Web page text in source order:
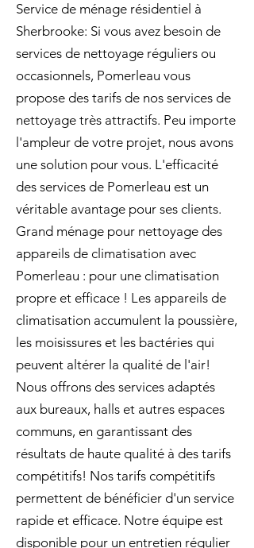
Service de ménage résidentiel à
Sherbrooke: Si vous avez besoin de
services de nettoyage réguliers ou
occasionnels, Pomerleau vous
propose des tarifs de nos services de
nettoyage très attractifs. Peu importe
l'ampleur de votre projet, nous avons
une solution pour vous. L'efficacité
des services de Pomerleau est un
véritable avantage pour ses clients.
Grand ménage pour nettoyage des
appareils de climatisation avec
Pomerleau : pour une climatisation
propre et efficace ! Les appareils de
climatisation accumulent la poussière,
les moisissures et les bactéries qui
peuvent altérer la qualité de l'air!
Nous offrons des services adaptés
aux bureaux, halls et autres espaces
communs, en garantissant des
résultats de haute qualité à des tarifs
compétitifs! Nos tarifs compétitifs
permettent de bénéficier d'un service
rapide et efficace. Notre équipe est
disponible pour un entretien régulier